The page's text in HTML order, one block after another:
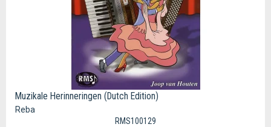
Muzikale Herinneringen (Dutch Edition)
Reba
RMS100129